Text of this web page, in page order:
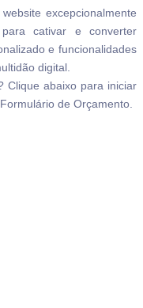
excepcionalmente
cativar e converter
e funcionalidades
digital.
Clique abaixo para iniciar
de Orçamento.